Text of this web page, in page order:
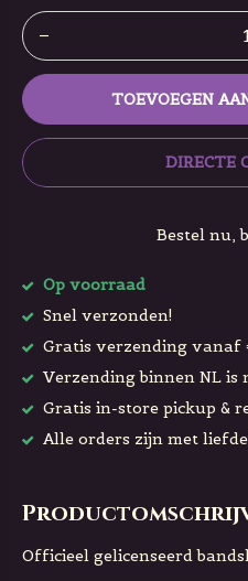
TOEVOEGEN
DIRECTE
Bestel nu,
Op voorraad
Snel verzonden!
Gratis verzending vanaf
Verzending binnen NL is
Gratis in-store pickup &
Alle orders zijn met
Officieel gelicenseerd